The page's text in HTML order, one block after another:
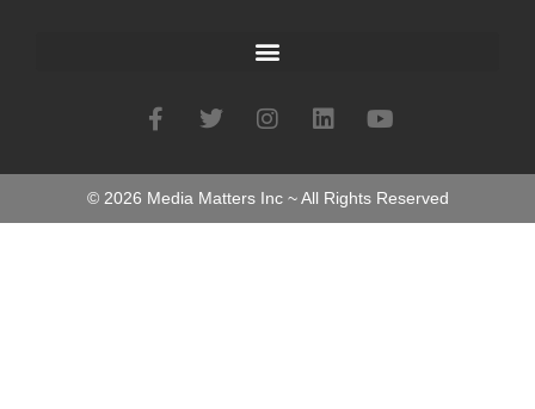
© 2026 Media Matters Inc ~ All Rights Reserved